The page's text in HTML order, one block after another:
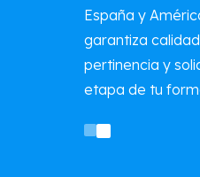
España y
garantiza
pertinencia y
etapa de tu